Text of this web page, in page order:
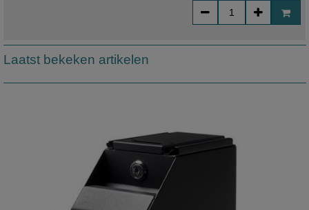
Laatst bekeken artikelen